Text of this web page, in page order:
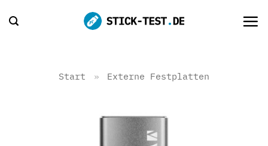
Inhalt
Start » Externe Festplatten